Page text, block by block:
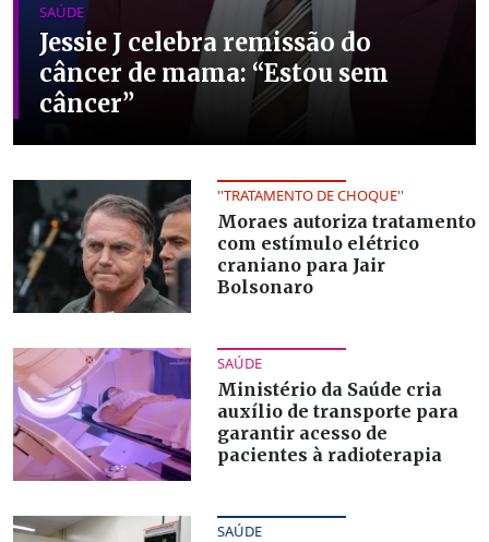
SAÚDE
Jessie J celebra remissão do
câncer de mama: “Estou sem
câncer”
''TRATAMENTO DE CHOQUE''
Moraes autoriza tratamento
com estímulo elétrico
craniano para Jair
Bolsonaro
SAÚDE
Ministério da Saúde cria
auxílio de transporte para
garantir acesso de
pacientes à radioterapia
SAÚDE